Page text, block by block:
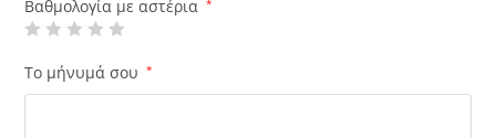
Βαθμολογία με αστέρια *
Το μήνυμά σου *